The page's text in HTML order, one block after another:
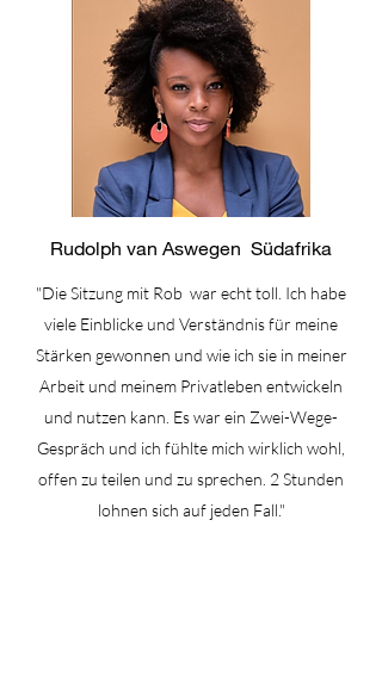
Rudolph van Aswegen Südafrika
"Die Sitzung mit Rob war echt toll. Ich habe
viele Einblicke und Verständnis für meine
Stärken gewonnen und wie ich sie in meiner
Arbeit und meinem Privatleben entwickeln
und nutzen kann. Es war ein Zwei-Wege-
Gespräch und ich fühlte mich wirklich wohl,
offen zu teilen und zu sprechen. 2 Stunden
lohnen sich auf jeden Fall."